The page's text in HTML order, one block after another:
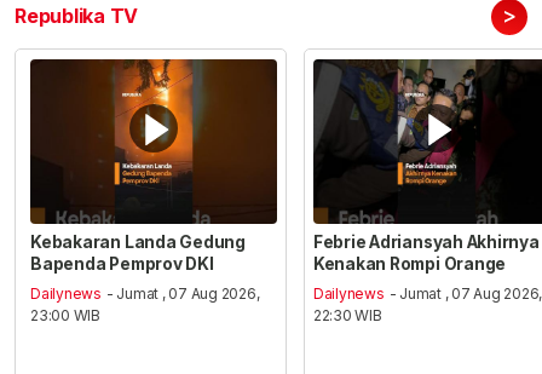
Republika TV >
Kebakaran Landa Gedung
Bapenda Pemprov DKI
Dailynews - Jumat , 07 Aug 2026,
23:00 WIB
Febrie Adriansyah Akhirnya
Kenakan Rompi Orange
Dailynews - Jumat , 07 Aug 2026,
22:30 WIB